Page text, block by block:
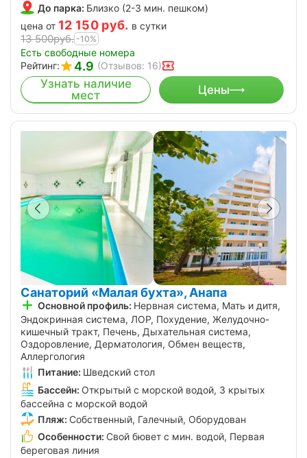
До парка: Близко (2-3 мин. пешком)
цена от 12 150 руб. в сутки
13 500руб. -10%
Есть свободные номера
Рейтинг:
4.9 (Отзывов: 16)
Узнать наличие
мест
Цены
Санаторий «Малая бухта», Анапа
Основной профиль: Нервная система, Мать и дитя,
Эндокринная система, ЛОР, Похудение, Желудочно-
кишечный тракт, Печень, Дыхательная система,
Оздоровление, Дерматология, Обмен веществ,
Аллергология
Питание: Шведский стол
Бассейн: Открытый с морской водой, 3 крытых
бассейна с морской водой
Пляж: Собственный, Галечный, Оборудован
Особенности: Свой бювет с мин. водой, Первая
береговая линия